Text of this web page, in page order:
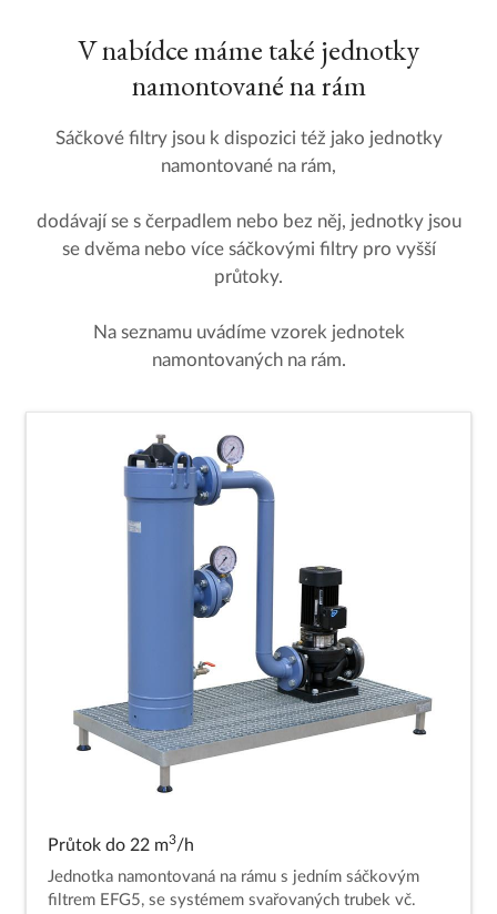
V nabídce máme také jednotky
namontované na rám
Sáčkové filtry jsou k dispozici též jako jednotky
namontované na rám,
dodávají se s čerpadlem nebo bez něj, jednotky jsou
se dvěma nebo více sáčkovými filtry pro vyšší
průtoky.
Na seznamu uvádíme vzorek jednotek
namontovaných na rám.
Průtok do 22 m3/h
Jednotka namontovaná na rámu s jedním sáčkovým
filtrem EFG5, se systémem svařovaných trubek vč.